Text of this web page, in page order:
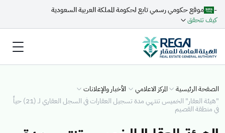
-
موقع حكومي رسمي تابع لحكومة المملكة العربية السعودية
كيف تتحقق
الصفحة الرئيسية المركز الاعلامي
الأخبار والإعلانات
"هيئة العقار" الخميس تنتهي مدة تسجيل العقارات في السجل العقاري لـ (21) حياً
في منطقة القصيم